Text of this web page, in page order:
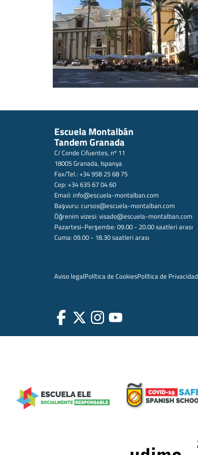
Escuela Montalbán
Tandem Granada
C/ Conde Cifuentes, nº 11
18005 Granada, Ispanya
Fax/Tel.: +34 958 25 68 75
Cep: +34 635 67 04 60
Email: info@escuela-montalban.com
Başvuru: cursos@escuela-montalban.com
Öğrenim vizesi: visado@escuela-montalban.com
Pazartesi-Perşembe: 09.00 - 20.00 saatleri arası
Cuma: 09.00 - 18.30 saatleri arası
Aviso legalPolítica de CookiesPolítica de Privacidad